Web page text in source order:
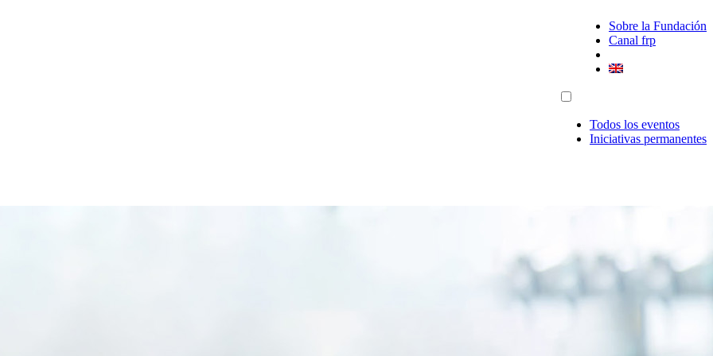
Sobre la Fundación
Canal frp
Todos los eventos
Iniciativas permanentes